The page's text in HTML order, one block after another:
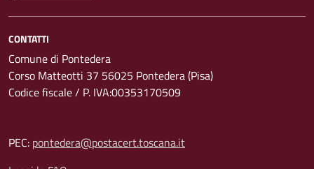
CONTATTI
Comune di Pontedera
Corso Matteotti 37 56025 Pontedera (Pisa)
Codice fiscale / P. IVA:00353170509
PEC: pontedera@postacert.toscana.it